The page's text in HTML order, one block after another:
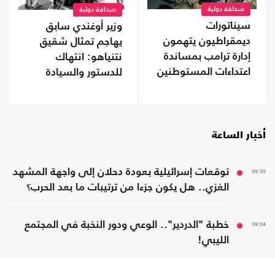
صحافة دولية
سيناتورات
ديمقراطيون يتهمون
إدارة ترامب بمساندة
اعتداءات المستوطنين
صحافة دولية
وزير أوغندي سابق
يهاجم تمثال شقيق
نتنياهو: انتهاك
للدستور والسيادة
أخبار الساعة
09:39
توقعات إسرائيلية بعودة دحلان إلى واجهة المشهد
الغزي.. هل يكون جزءا من ترتيبات ما بعد الحرب؟
09:04
خطبة "الدردير".. الوعي ودور النخبة في المجتمع
الليبي!